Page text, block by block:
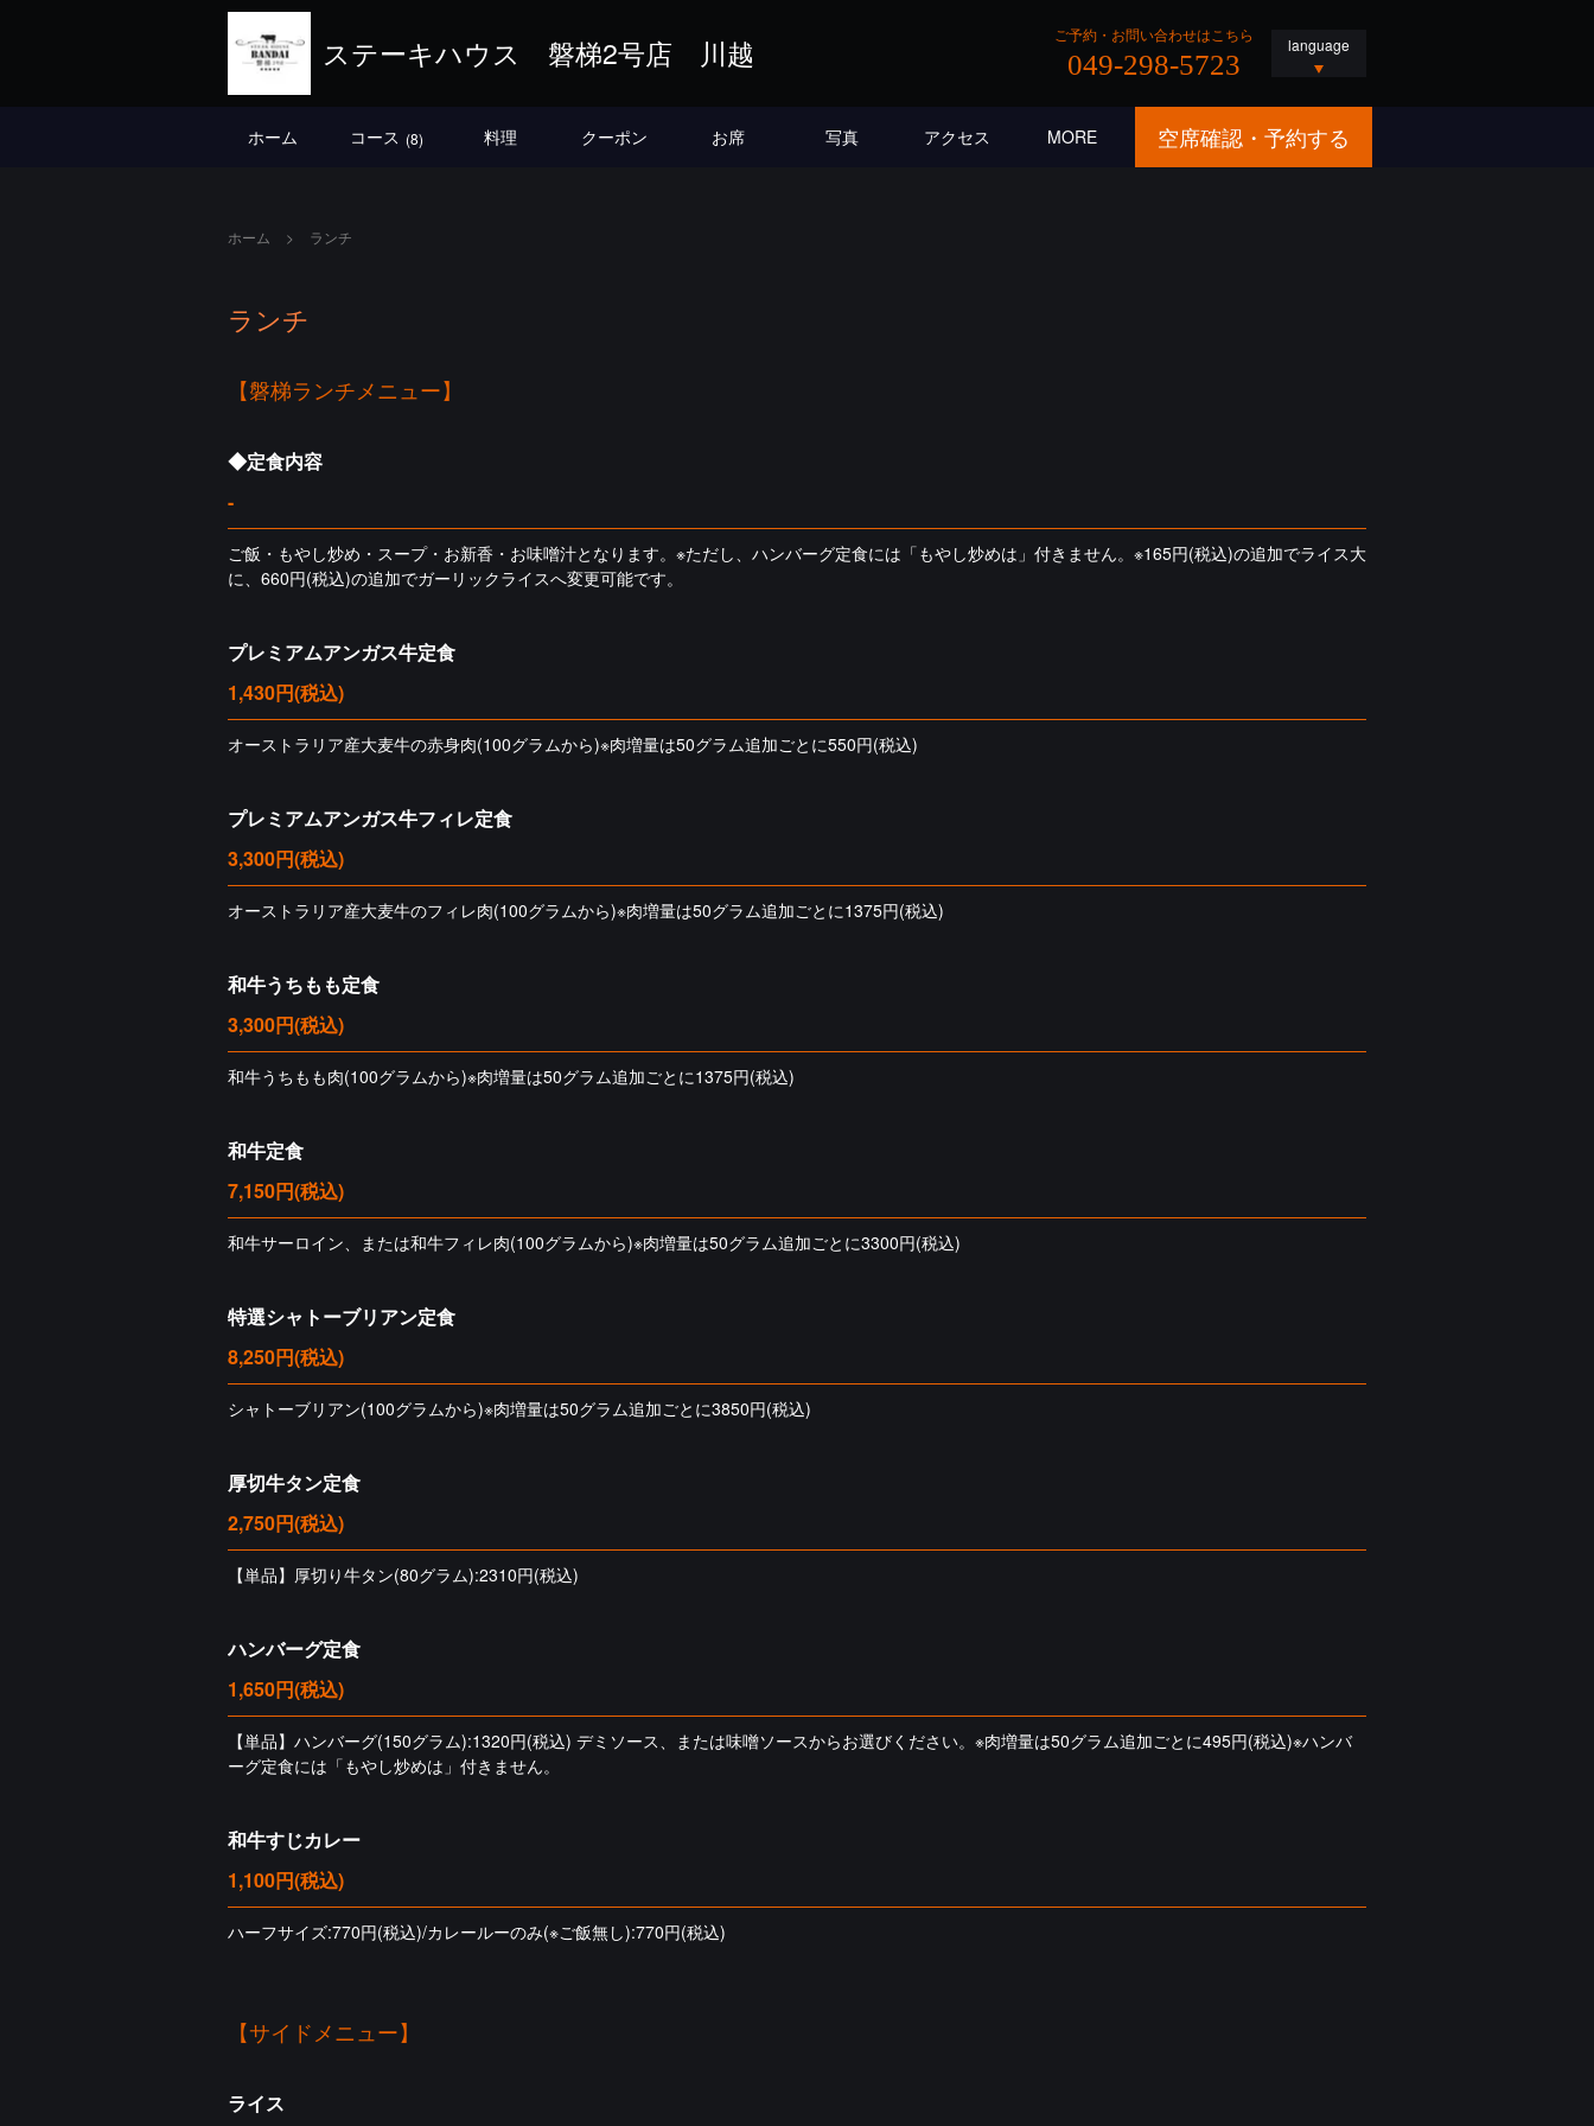
ステーキハウス 磐梯2号店 川越 ご予約・お問い合わせはこちら
049-298-5723
language
ホーム コース (8) 料理 クーポン お席 写真 アクセス MORE 空席確認・予約する
ホーム ランチ
ランチ
【磐梯ランチメニュー】
◆定食内容
-
ご飯・もやし炒め・スープ・お新香・お味噌汁となります。※ただし、ハンバーグ定食には「もやし炒めは」付きません。※165円(税込)の追加でライス大
に、660円(税込)の追加でガーリックライスへ変更可能です。
プレミアムアンガス牛定食
1,430円(税込)
オーストラリア産大麦牛の赤身肉(100グラムから)※肉増量は50グラム追加ごとに550円(税込)
プレミアムアンガス牛フィレ定食
3,300円(税込)
オーストラリア産大麦牛のフィレ肉(100グラムから)※肉増量は50グラム追加ごとに1375円(税込)
和牛うちもも定食
3,300円(税込)
和牛うちもも肉(100グラムから)※肉増量は50グラム追加ごとに1375円(税込)
和牛定食
7,150円(税込)
和牛サーロイン、または和牛フィレ肉(100グラムから)※肉増量は50グラム追加ごとに3300円(税込)
特選シャトーブリアン定食
8,250円(税込)
シャトーブリアン(100グラムから)※肉増量は50グラム追加ごとに3850円(税込)
厚切牛タン定食
2,750円(税込)
【単品】厚切り牛タン(80グラム):2310円(税込)
ハンバーグ定食
1,650円(税込)
【単品】ハンバーグ(150グラム):1320円(税込) デミソース、または味噌ソースからお選びください。※肉増量は50グラム追加ごとに495円(税込)※ハンバ
ーグ定食には「もやし炒めは」付きません。
和牛すじカレー
1,100円(税込)
ハーフサイズ:770円(税込)/カレールーのみ(※ご飯無し):770円(税込)
【サイドメニュー】
ライス